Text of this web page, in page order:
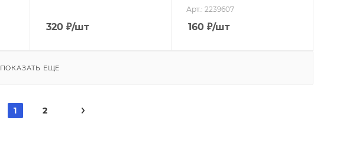
320 ₽/шт
Арт.: 2239607
160₽/шт
ПОКАЗАТЬ ЕЩЕ
1 2